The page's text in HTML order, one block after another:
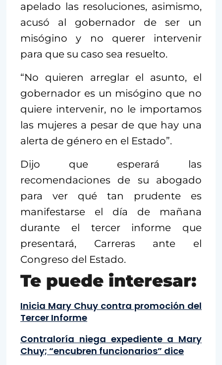
apelado las resoluciones, asimismo,
acusó al gobernador de ser un
misógino y no querer intervenir
para que su caso sea resuelto.
“No quieren arreglar el asunto, el
gobernador es un misógino que no
quiere intervenir, no le importamos
las mujeres a pesar de que hay una
alerta de género en el Estado”.
Dijo que esperará las
recomendaciones de su abogado
para ver qué tan prudente es
manifestarse el día de mañana
durante el tercer informe que
presentará, Carreras ante el
Congreso del Estado.
Te puede interesar:
Inicia Mary Chuy contra promoción del
Tercer Informe
Contraloría niega expediente a Mary
Chuy; “encubren funcionarios” dice